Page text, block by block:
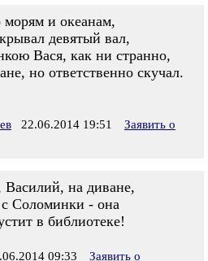
и океанам,
девятый вал,
Вася, как ни странно,
но ответственно скучал.
22.06.2014 19:51
Заявить о
Василий, на диване,
Соломинки - она
в библиотеке!
09:33
Заявить о